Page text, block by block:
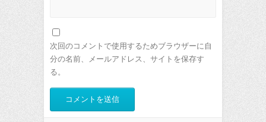
次回のコメントで使用するためブラウザーに自
分の名前、メールアドレス、サイトを保存す
る。